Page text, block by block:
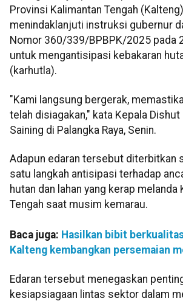
Provinsi Kalimantan Tengah
menindaklanjuti instruksi gubernur
Nomor 360/339/BPBPK/2025 pada
untuk mengantisipasi kebakaran
(karhutla).
"Kami langsung bergerak,
telah disiagakan," kata Kepala
Saining di Palangka Raya, Senin.
Adapun edaran tersebut diterbitkan
satu langkah antisipasi terhadap
hutan dan lahan yang kerap melanda
Tengah saat musim kemarau.
Baca juga: Hasilkan bibit
Kalteng kembangkan persemaian
Edaran tersebut menegaskan
kesiapsiagaan lintas sektor dalam